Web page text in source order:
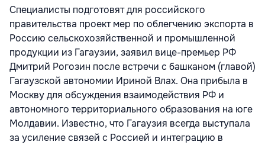
Специалисты подготовят для российского
правительства проект мер по облегчению экспорта в
Россию сельскохозяйственной и промышленной
продукции из Гагаузии, заявил вице-премьер РФ
Дмитрий Рогозин после встречи с башканом (главой)
Гагаузской автономии Ириной Влах. Она прибыла в
Москву для обсуждения взаимодействия РФ и
автономного территориального образования на юге
Молдавии. Известно, что Гагаузия всегда выступала
за усиление связей с Россией и интеграцию в